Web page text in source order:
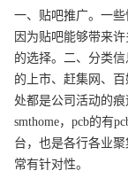
一、贴吧推广。一些
因为贴吧能够带来
的选择。二、分类
的上市、赶集网、
处都是公司活动的
smthome，pcb的有
台，也是各行各业
常有针对性。